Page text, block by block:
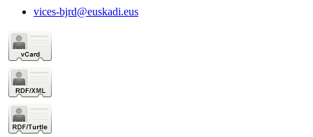
vices-bjrd@euskadi.eus